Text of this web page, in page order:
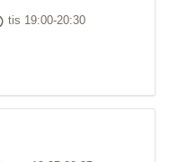
Tid
tis 19:00-20:30